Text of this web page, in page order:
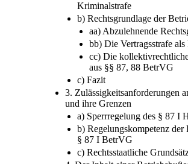
Kriminalstrafe
b) Rechtsgrundlage der
aa) Abzulehnende
bb) Die Vertragsstrafe als
cc) Die
aus §§ 87, 88 BetrVG
c) Fazit
3. Zulässigkeitsanforderungen
und ihre Grenzen
a) Sperrregelung des § 87 I
b) Regelungskompetenz der
§ 87 I BetrVG
c) Rechtsstaatliche